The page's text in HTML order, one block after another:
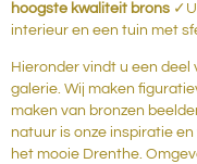
hoogste kwaliteit brons
interieur en een tuin met
Hieronder vindt u een
galerie. Wij maken
maken van bronzen
natuur is onze inspiratie
het mooie Drenthe.